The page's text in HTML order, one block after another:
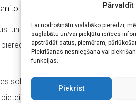
Lai nodrošinātu vislabāko pieredzi,
saglabātu un/vai piekļūtu ierīces
apstrādāt datus, piemēram,
Piekrišanas nesniegšana vai
funkcijas.
Piekrist
reizi un tā mērķis ir nodrošināt
un jauniešus no visas Latvijas,
kā arī veicināt kvalitatīvu
solisti, bet no pulksten 15:00 līdz
146 dalībnieki, no